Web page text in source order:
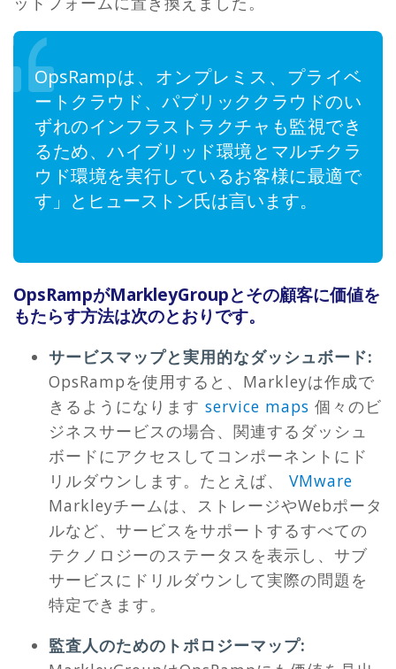
OpsRampは、オンプレミス、プライベ
ートクラウド、パブリッククラウドのい
ずれのインフラストラクチャも監視でき
るため、ハイブリッド環境とマルチクラ
ウド環境を実行しているお客様に最適で
す」とヒューストン氏は言います。
OpsRampがMarkleyGroupとその顧客に価値を
もたらす方法は次のとおりです。
サービスマップと実用的なダッシュボード:
OpsRampを使用すると、Markleyは作成で
きるようになります service maps 個々のビ
ジネスサービスの場合、関連するダッシュ
ボードにアクセスしてコンポーネントにド
リルダウンします。たとえば、 VMware
Markleyチームは、ストレージやWebポータ
ルなど、サービスをサポートするすべての
テクノロジーのステータスを表示し、サブ
サービスにドリルダウンして実際の問題を
特定できます。
監査人のためのトポロジーマップ: